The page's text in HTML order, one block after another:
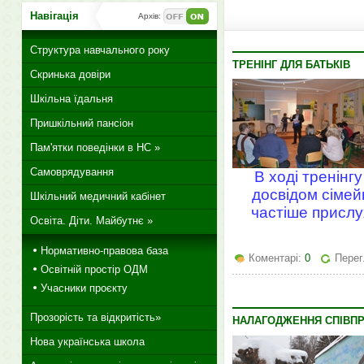
ТРЕНІНГ ДЛЯ БАТЬКІВ
В ході
досвідом
частіше
Коментарі: 0
НАЛАГОДЖЕННЯ
Навігація Архів:
Структура навчального року
Скринька довіри
Шкільна їдальня
Пришкільний пансіон
Пам'ятки поведінки в НС »
Самоврядування
Шкільний медичний кабінет
Освіта. Діти. Майбутнє »
Нормативно-правова база
Освітній простір ОДМ
Учасники проєкту
Прозорість та відкритість»
Нова українська школа